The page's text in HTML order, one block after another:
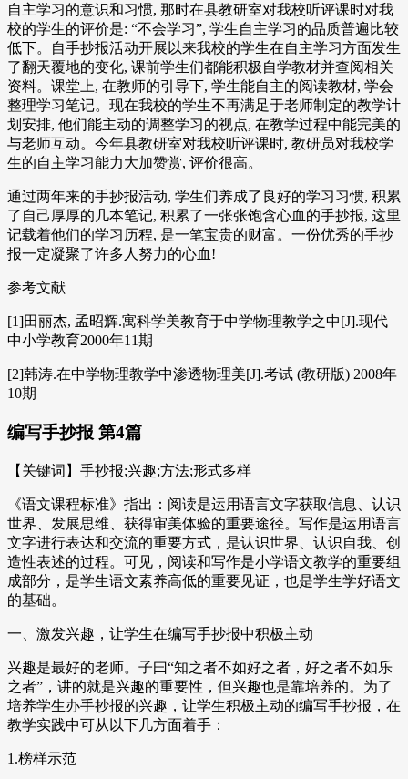
自主学习的意识和习惯, 那时在县教研室对我校听评课时对我
校的学生的评价是: “不会学习”, 学生自主学习的品质普遍比较
低下。自手抄报活动开展以来我校的学生在自主学习方面发生
了翻天覆地的变化, 课前学生们都能积极自学教材并查阅相关
资料。课堂上, 在教师的引导下, 学生能自主的阅读教材, 学会
整理学习笔记。现在我校的学生不再满足于老师制定的教学计
划安排, 他们能主动的调整学习的视点, 在教学过程中能完美的
与老师互动。今年县教研室对我校听评课时, 教研员对我校学
生的自主学习能力大加赞赏, 评价很高。
通过两年来的手抄报活动, 学生们养成了良好的学习习惯, 积累
了自己厚厚的几本笔记, 积累了一张张饱含心血的手抄报, 这里
记载着他们的学习历程, 是一笔宝贵的财富。一份优秀的手抄
报一定凝聚了许多人努力的心血!
参考文献
[1]田丽杰, 孟昭辉.寓科学美教育于中学物理教学之中[J].现代
中小学教育2000年11期
[2]韩涛.在中学物理教学中渗透物理美[J].考试 (教研版) 2008年
10期
编写手抄报 第4篇
【关键词】手抄报;兴趣;方法;形式多样
《语文课程标准》指出：阅读是运用语言文字获取信息、认识
世界、发展思维、获得审美体验的重要途径。写作是运用语言
文字进行表达和交流的重要方式，是认识世界、认识自我、创
造性表述的过程。可见，阅读和写作是小学语文教学的重要组
成部分，是学生语文素养高低的重要见证，也是学生学好语文
的基础。
一、激发兴趣，让学生在编写手抄报中积极主动
兴趣是最好的老师。子曰“知之者不如好之者，好之者不如乐
之者”，讲的就是兴趣的重要性，但兴趣也是靠培养的。为了
培养学生办手抄报的兴趣，让学生积极主动的编写手抄报，在
教学实践中可从以下几方面着手：
1.榜样示范